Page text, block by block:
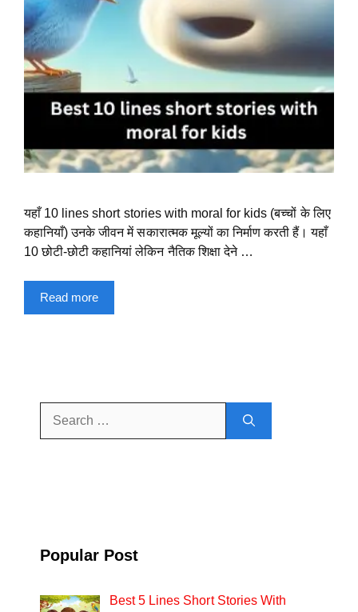
यहाँ 10 lines short stories with moral for kids (बच्चों के लिए
कहानियाँ) उनके जीवन में सकारात्मक मूल्यों का निर्माण करती हैं। यहाँ
10 छोटी-छोटी कहानियां लेकिन नैतिक शिक्षा देने …
Read more
Popular Post
Best 5 Lines Short Stories With